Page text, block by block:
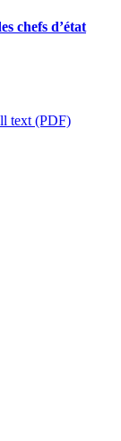
chefs d’état
text (PDF)